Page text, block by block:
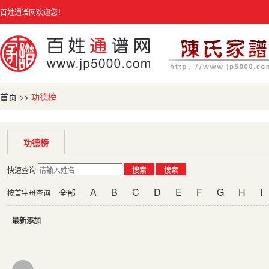
百姓通谱网欢迎您！
首页 >> 功德榜
功德榜
快速查询 搜索 搜索
按首字母查询 全部 A B C D E F G H I
最新添加